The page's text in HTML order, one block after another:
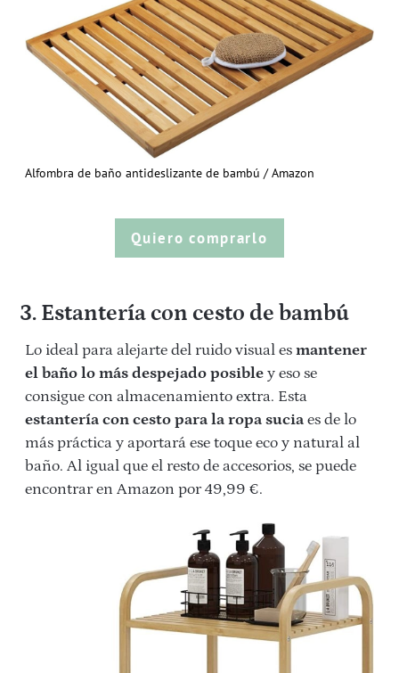
Alfombra de baño antideslizante de bambú / Amazon
Quiero comprarlo
3. Estantería con cesto de bambú
Lo ideal para alejarte del ruido visual es mantener
el baño lo más despejado posible y eso se
consigue con almacenamiento extra. Esta
estantería con cesto para la ropa sucia es de lo
más práctica y aportará ese toque eco y natural al
baño. Al igual que el resto de accesorios, se puede
encontrar en Amazon por 49,99 €.